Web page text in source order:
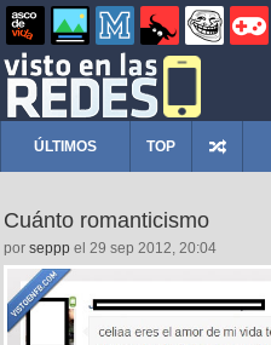
ÚLTIMOS TOP
Cuánto romanticismo
por seppp el 29 sep 2012, 20:04